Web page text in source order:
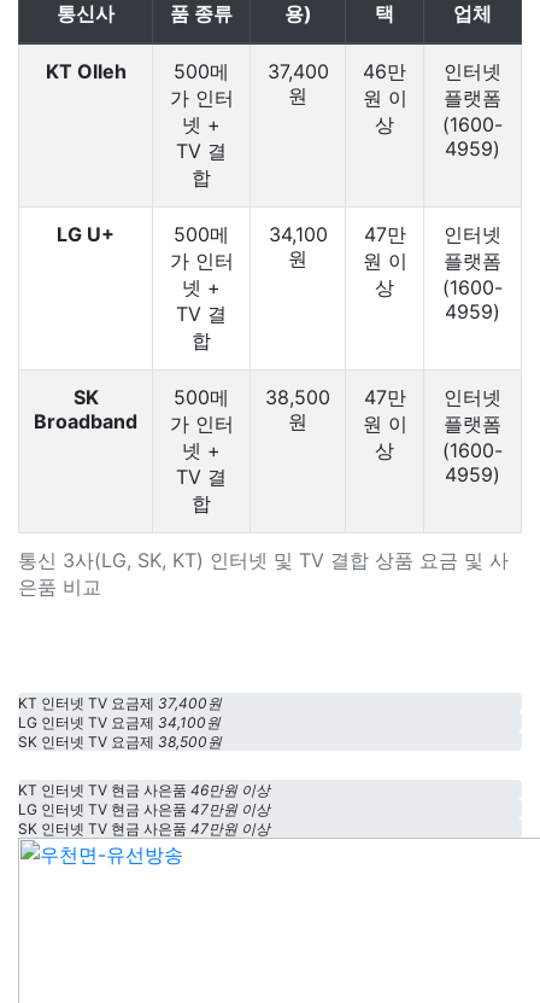
통신 3사(LG, SK, KT) 인터넷 및 TV 결합 상품 요금 및 사
은품 비교
통신사
품 종류
용)
택
업체
KT Olleh
500메
가 인터
넷 +
TV 결
합
37,400
원
46만
원 이
상
인터넷
플랫폼
(1600-
4959)
LG U+
500메
가 인터
넷 +
TV 결
합
34,100
원
47만
원 이
상
인터넷
플랫폼
(1600-
4959)
SK
Broadband
500메
가 인터
넷 +
TV 결
합
38,500
원
47만
원 이
상
인터넷
플랫폼
(1600-
4959)
KT 인터넷 TV 요금제 37,400원
LG 인터넷 TV 요금제 34,100원
SK 인터넷 TV 요금제 38,500원
KT 인터넷 TV 현금 사은품 46만원 이상
LG 인터넷 TV 현금 사은품 47만원 이상
SK 인터넷 TV 현금 사은품 47만원 이상